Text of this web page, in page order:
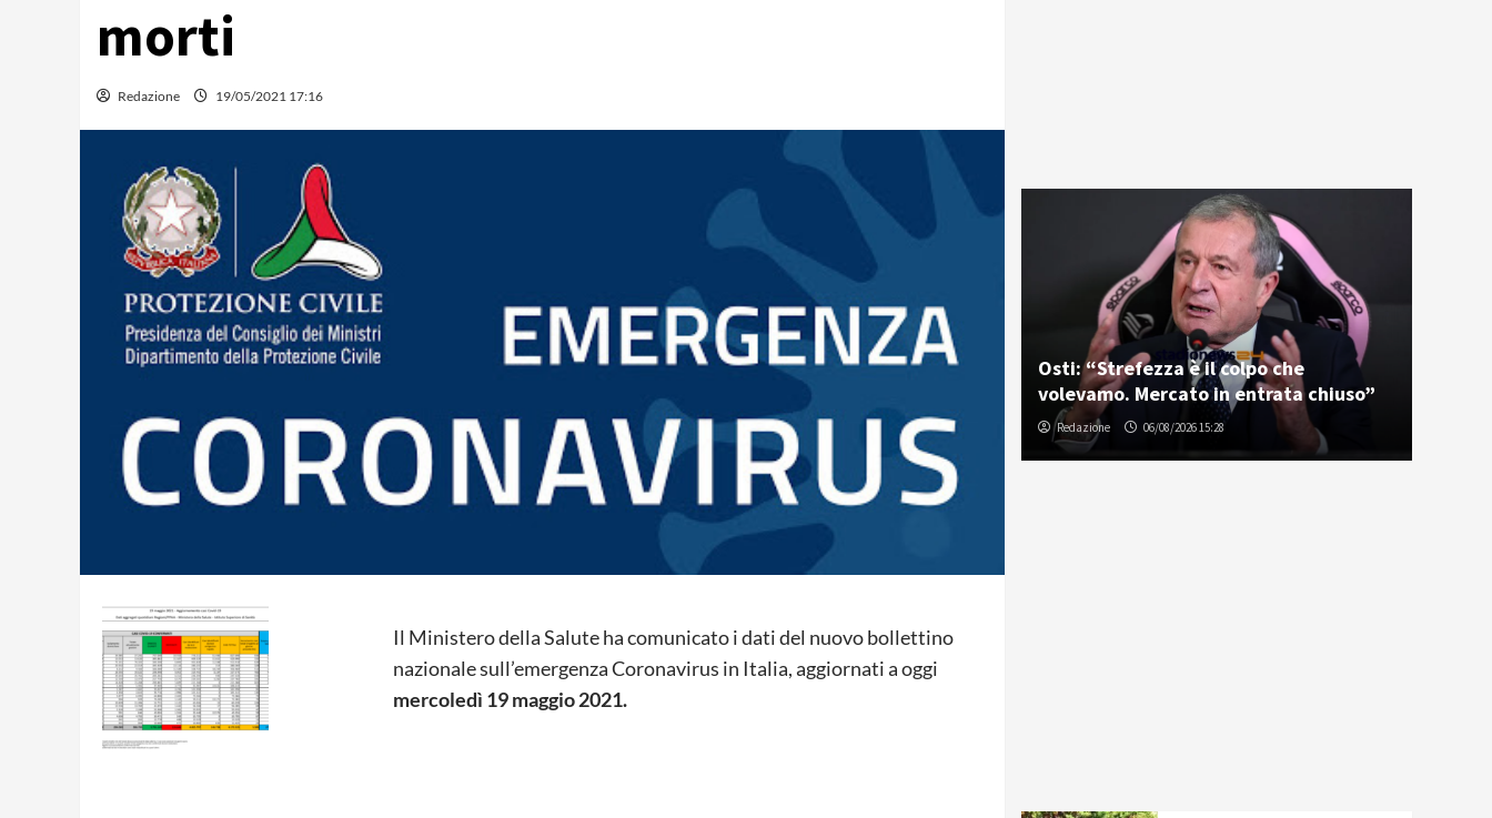
morti
Redazione 19/05/2021 17:16
Il Ministero della Salute ha comunicato i dati del nuovo bollettino
nazionale sull’emergenza Coronavirus in Italia, aggiornati a oggi
mercoledì 19 maggio2021.
Osti: “Strefezza è il colpo che
volevamo. Mercato in entrata chiuso”
Redazione 06/08/2026 15:28